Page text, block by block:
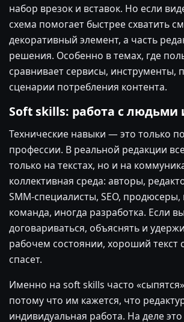
набор врезок и вставок. Но если
схема помогает быстрее схватить
декоративный элемент, а часть
решения. Особенно в темах, где
сравнивает сервисы, инструменты,
сценарии потребления контента.
Soft skills: работа с людьми
Технические навыки — это только
профессии. В реальной редакции
только на текстах, но и на
коллективная среда: авторы,
SMM-специалисты, SEO, продюсеры,
команда, иногда разработка. Если
договариваться, объяснять и
рабочем состоянии, хороший текст
спасет.
Именно на soft skills часто
потому что им кажется, что
индивидуальная работа. На деле